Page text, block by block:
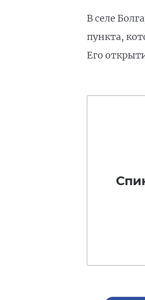
В селе
пункта,
Его